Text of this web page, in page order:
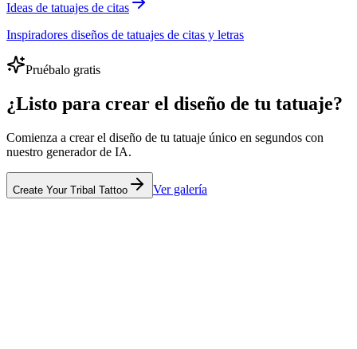
Ideas de tatuajes de citas
Inspiradores diseños de tatuajes de citas y letras
Pruébalo gratis
¿Listo para crear el diseño de tu tatuaje?
Comienza a crear el diseño de tu tatuaje único en segundos con
nuestro generador de IA.
Create Your Tribal Tattoo Ver galería